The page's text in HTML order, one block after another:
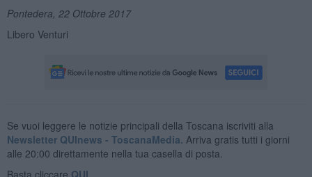
Pontedera, 22 Ottobre 2017
Libero Venturi
Se vuoi leggere le notizie principali della Toscana iscriviti alla
Newsletter QUInews - ToscanaMedia. Arriva gratis tutti i giorni
alle 20:00 direttamente nella tua casella di posta.
Basta cliccare QUI